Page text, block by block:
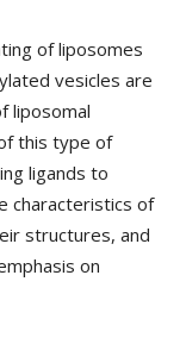
of liposomes
vesicles are
liposomal
this type of
ligands to
characteristics of
structures, and
on